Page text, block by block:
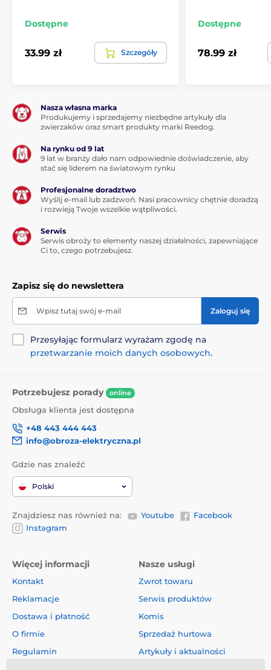
Dostępne
33.99 zł Szczegóły
Dostępne
78.99 zł
Nasza własna marka
Produkujemy i sprzedajemy niezbędne artykuły dla
zwierzaków oraz smart produkty marki Reedog.
Na rynku od 9 lat
9 lat w branży dało nam odpowiednie doświadczenie, aby
stać się liderem na światowym rynku
Profesjonalne doradztwo
Wyślij e-mail lub zadzwoń. Nasi pracownicy chętnie doradzą
i rozwieją Twoje wszelkie wątpliwości.
Serwis
Serwis obroży to elementy naszej działalności, zapewniające
Ci to, czego potrzebujesz.
Zapisz się do newslettera
Wpisz tutaj swój e-mail Zaloguj się
Przesyłając formularz wyrażam zgodę na
przetwarzanie moich danych osobowych.
Potrzebujesz porady online
Obsługa klienta jest dostępna
+48 443 444 443
info@obroza-elektryczna.pl
Gdzie nas znaleźć
Polski
Znajdziesz nas również na: Youtube
Facebook
Instagram
Więcej informacji
Kontakt
Reklamacje
Dostawa i płatność
O firmie
Regulamin
Nasze usługi
Zwrot towaru
Serwis produktów
Komis
Sprzedaż hurtowa
Artykuły i aktualności